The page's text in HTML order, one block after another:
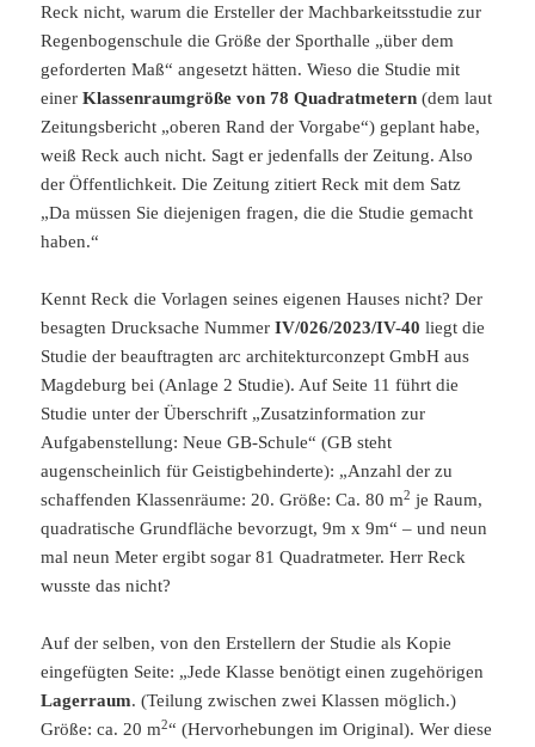
Reck nicht, warum die Ersteller der Machbarkeitsstudie zur
Regenbogenschule die Größe der Sporthalle „über dem
geforderten Maß“ angesetzt hätten. Wieso die Studie mit
einerKlassenraumgröße von 78 Quadratmetern (dem laut
Zeitungsbericht „oberen Rand der Vorgabe“) geplant habe,
weiß Reck auch nicht. Sagt er jedenfalls der Zeitung. Also
der Öffentlichkeit. Die Zeitung zitiert Reck mit dem Satz
„Da müssen Sie diejenigen fragen, die die Studie gemacht
haben.“
Kennt Reck die Vorlagen seines eigenen Hauses nicht? Der
besagten Drucksache NummerIV/026/2023/IV-40 liegt die
Studie der beauftragten arc architekturconzept GmbH aus
Magdeburg bei (Anlage 2 Studie). Auf Seite 11 führt die
Studie unter der Überschrift „Zusatzinformation zur
Aufgabenstellung: Neue GB-Schule“ (GB steht
augenscheinlich für Geistigbehinderte): „Anzahl der zu
schaffenden Klassenräume: 20. Größe: Ca. 80 m2 je Raum,
quadratische Grundfläche bevorzugt, 9m x 9m“ – und neun
mal neun Meter ergibt sogar 81 Quadratmeter. Herr Reck
wusste das nicht?
Auf der selben, von den Erstellern der Studie als Kopie
eingefügten Seite: „Jede Klasse benötigt einen zugehörigen
Lagerraum. (Teilung zwischen zwei Klassen möglich.)
Größe: ca. 20 m2“ (Hervorhebungen im Original). Wer diese